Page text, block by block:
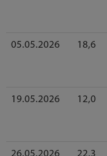
den
05.05.2026 18,6
19.05.2026 12,0
26.05.2026 22,3